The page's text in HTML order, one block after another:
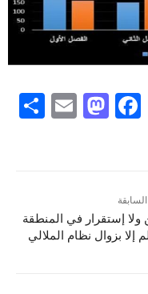
F
b
o
M
d
o
E
ولا إستقرار في المنطقة
إلا بزوال نظام الملالي